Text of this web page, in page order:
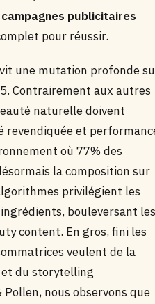
publicitaires
pour réussir.
une mutation profonde
Contrairement aux autres
naturelle doivent
et
où 77% des
la composition sur
privilégient les
bouleversant les
content. En gros, fini les
veulent de la
et du storytelling
Pollen, nous observons que